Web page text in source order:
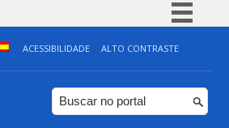
Simplifique!
Comunica BR
Participe
ACESSIBILIDADE
ALTO CONTRASTE